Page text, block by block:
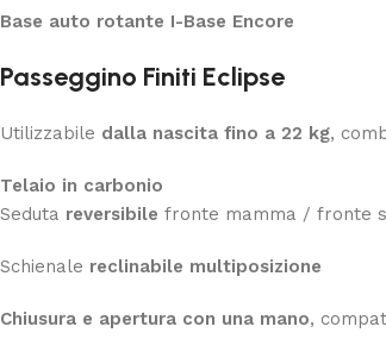
Base auto rotante I-Base Encore
Passeggino Finiti Eclipse
Utilizzabile dalla nascita fino a 22 kg,
Telaio in carbonio
Seduta reversibile fronte mamma / fronte
Schienale reclinabile multiposizione
Chiusura e apertura con una mano,